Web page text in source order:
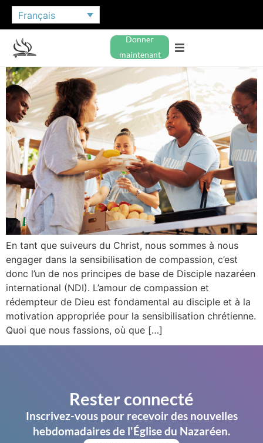
Français
Donner
maintenant
En tant que suiveurs du Christ, nous sommes à nous
engager dans la sensibilisation de compassion, c’est
donc l’un de nos principes de base de Disciple nazaréen
international (NDI). L’amour de compassion et
rédempteur de Dieu est fondamental au disciple et à la
motivation appropriée pour la sensibilisation chrétienne.
Quoi que nous fassions, où que […]
Rester connecté
Inscrivez-vous pour recevoir des nouvelles
hebdomadaires de l'Église du Nazaréen.